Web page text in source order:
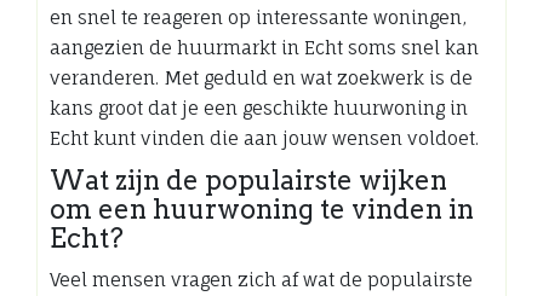
en snel te reageren op interessante woningen,
aangezien de huurmarkt in Echt soms snel kan
veranderen. Met geduld en wat zoekwerk is de
kans groot dat je een geschikte huurwoning in
Echt kunt vinden die aan jouw wensen voldoet.
Wat zijn de populairste wijken
om een huurwoning te vinden in
Echt?
Veel mensen vragen zich af wat de populairste